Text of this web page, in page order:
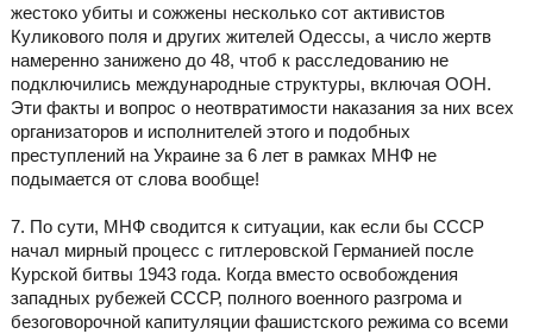
жестоко убиты и сожжены несколько сот активистов
Куликового поля и других жителей Одессы, а число жертв
намеренно занижено до 48, чтоб к расследованию не
подключились международные структуры, включая ООН.
Эти факты и вопрос о неотвратимости наказания за них всех
организаторов и исполнителей этого и подобных
преступлений на Украине за 6 лет в рамках МНФ не
подымается от слова вообще!
7. По сути, МНФ сводится к ситуации, как если бы СССР
начал мирный процесс с гитлеровской Германией после
Курской битвы 1943 года. Когда вместо освобождения
западных рубежей СССР, полного военного разгрома и
безоговорочной капитуляции фашистского режима со всеми